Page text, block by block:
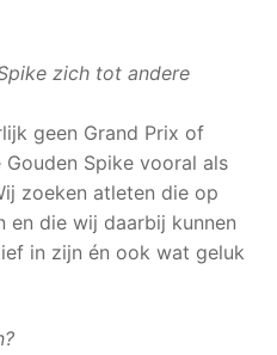
zich tot andere
geen Grand Prix of
Spike vooral als
zoeken atleten die op
en die wij daarbij kunnen
in zijn én ook wat geluk